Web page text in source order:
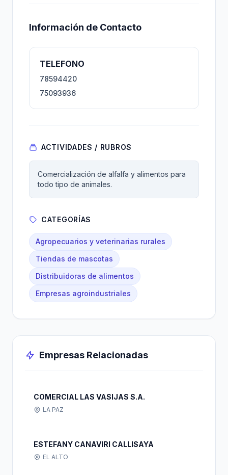
Información de Contacto
TELEFONO
78594420
75093936
ACTIVIDADES / RUBROS
Comercialización de alfalfa y alimentos para
todo tipo de animales.
CATEGORÍAS
Agropecuarios y veterinarias rurales
Tiendas de mascotas
Distribuidoras de alimentos
Empresas agroindustriales
Empresas Relacionadas
COMERCIAL LAS VASIJAS S.A.
LA PAZ
ESTEFANY CANAVIRI CALLISAYA
EL ALTO